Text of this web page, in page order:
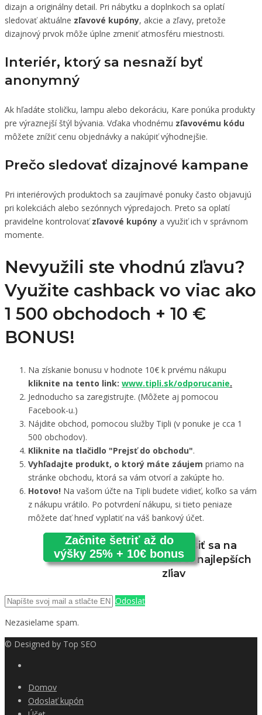
dizajn a originálny detail. Pri nábytku a doplnkoch sa oplatí
sledovať aktuálne zľavové kupóny, akcie a zľavy, pretože
dizajnový prvok môže úplne zmeniť atmosféru miestnosti.
Interiér, ktorý sa nesnaží byť
anonymný
Ak hľadáte stoličku, lampu alebo dekoráciu, Kare ponúka produkty
pre výraznejší štýl bývania. Vďaka vhodnému zľavovému kódu
môžete znížiť cenu objednávky a nakúpiť výhodnejšie.
Prečo sledovať dizajnové kampane
Pri interiérových produktoch sa zaujímavé ponuky často objavujú
pri kolekciách alebo sezónnych výpredajoch. Preto sa oplatí
pravidelne kontrolovaťzľavové kupóny a využiť ich v správnom
momente.
Nevyužili ste vhodnú zľavu?
Využite cashback vo viac ako
1 500 obchodoch + 10 €
BONUS!
Na získanie bonusu v hodnote 10€ k prvému nákupu
kliknite na tento link: www.tipli.sk/odporucanie.
Jednoducho sa zaregistrujte. (Môžete aj pomocou
Facebook-u.)
Nájdite obchod, pomocou služby Tipli (v ponuke je cca 1
500 obchodov).
Kliknite na tlačidlo "Prejsť do obchodu".
Vyhľadajte produkt, o ktorý máte záujem priamo na
stránke obchodu, ktorá sa vám otvorí a zakúpte ho.
Hotovo! Na vašom účte na Tipli budete vidieť, koľko sa vám
z nákupu vrátilo. Po potvrdení nákupu, si tieto peniaze
môžete dať hneď vyplatiť na váš bankový účet.
Začnite šetriť až do
výšky 25% + 10€ bonus
Prihlásiť sa na
odber najlepších
zľiav
Odoslať
Nezasielame spam.
© Designed by Top SEO
Domov
Odoslať kupón